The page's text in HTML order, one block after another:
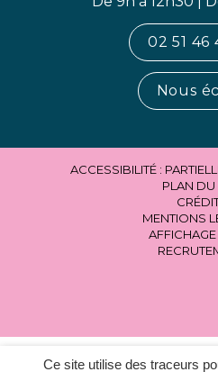
Ce site utilise des traceurs
02 51 46
Nous
ACCESSIBILITÉ :
PLAN DU
MENTIONS
AFFICHAGE